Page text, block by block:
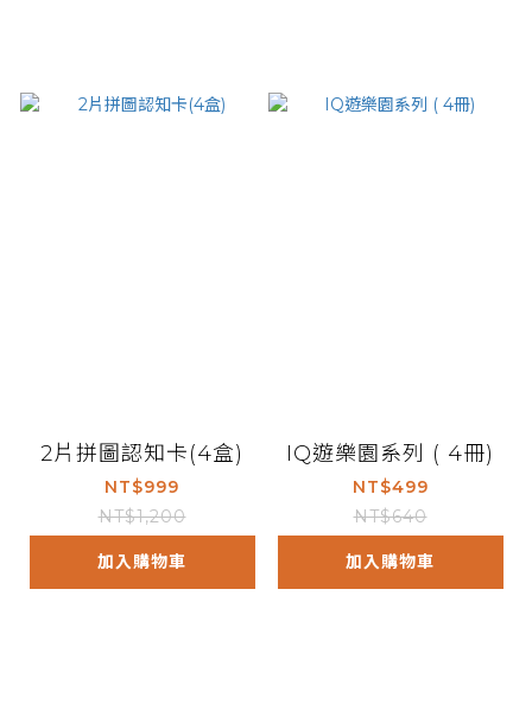
2片拼圖認知卡(4盒)
NT$999
NT$1,200
加入購物車
IQ遊樂園系列 ( 4冊)
NT$499
NT$640
加入購物車